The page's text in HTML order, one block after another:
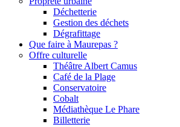
Déchetterie
Gestion des déchets
Dégrafittage
Que faire à Maurepas ?
Offre culturelle
Théâtre Albert Camus
Café de la Plage
Conservatoire
Cobalt
Médiathèque Le Phare
Billetterie